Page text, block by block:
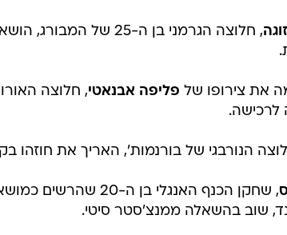
, חלוצה הגרמני בן ה-25
את צירופו של פליפה אבנאטי, חלוצה
לרכישה.
הנורבגי של בורנמות', האריך את חוזהו
, שחקן הכנף האנגלי בן
שוב בהשאלה ממנצ'סטר סיטי.